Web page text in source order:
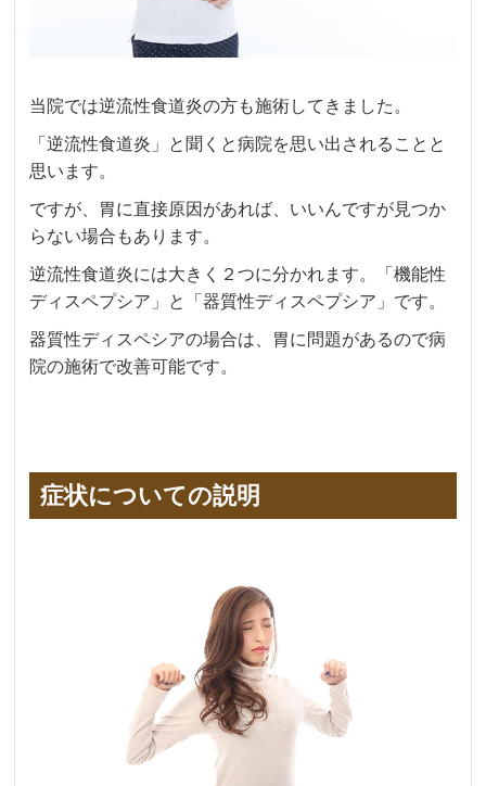
当院では逆流性食道炎の方も施術してきました。
「逆流性食道炎」と聞くと病院を思い出されることと
思います。
ですが、胃に直接原因があれば、いいんですが見つか
らない場合もあります。
逆流性食道炎には大きく２つに分かれます。「機能性
ディスペプシア」と「器質性ディスペプシア」です。
器質性ディスペシアの場合は、胃に問題があるので病
院の施術で改善可能です。
症状についての説明